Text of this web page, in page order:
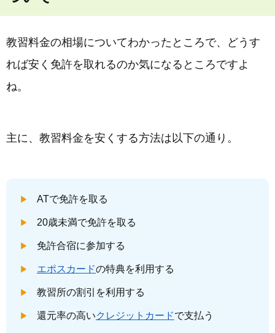
教習料金の相場についてわかったところで、どうす
れば安く免許を取れるのか気になるところですよ
ね。
主に、教習料金を安くする方法は以下の通り。
ATで免許を取る
20歳未満で免許を取る
免許合宿に参加する
エポスカードの特典を利用する
教習所の割引を利用する
還元率の高いクレジットカードで支払う